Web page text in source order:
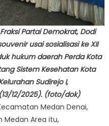
Partai Demokrat, Dodi
usai sosialisasi ke XII
hukum daerah Perda Kota
Sistem Kesehatan Kota
Sudirejo I,
12/2025). (foto/dok)
Medan Denai,
Medan Area itu,